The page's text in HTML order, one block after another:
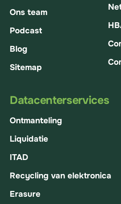
Ons team
Podcast
Blog
Sitemap
Datacenterservices
Ontmanteling
Liquidatie
ITAD
Recycling van elektronica
Erasure